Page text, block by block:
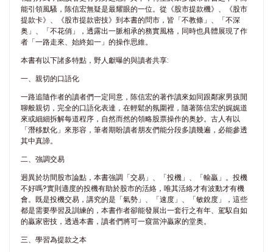
能引領風騷，陈信宏無疑是最耀眼的一位。從《股市提款機》、《股市
提款卡》、《股市提款密技》到本書的問市，皆「不教條」、「不深
奥」、「不花俏」，透露出一脈相承的務實風格，同時也具體展現了作
者「一路走來、始終如一」的操作思維。
本書有以下諸多特點，野人獻曝的與讀者共享:
一、親切的口語化
一路追隨作者的讀者們一定同意，陈信宏的著作讀來如同跟鄰家男孩閒
聊般親切，完全的口語化表達，在輕鬆的氛圍裡，隨著陈信宏的娓娓道
來或細細拆解每道程序，自然而然的領略股票操作的奥妙。古人有以
「潛移默化」來形容，筆者期盼讀者朋友們能分段多讀幾遍，必能參透
其中真諦。
二、強調交易
迥異於坊間股市論點，本書強調「交易」、「投機」、「輸贏」。投機
不好嗎?實則適度的投機有助於股市的活絡，唯其活絡才有波動才有機
會。既是投機交易，講究的是「氣勢」、「速度」、「敏銳度」，這些
都是需要學習及訓練的，本書作者卻能發展出一套行之有年、駕馭自如
的贏家密技，透過本書，讀者們將可一窺當沖贏家的堂奥。
三、學習為提款之本